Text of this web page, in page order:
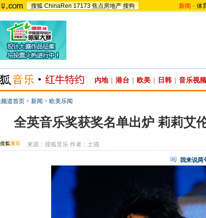
搜狐 ChinaRen 17173 焦点房地产 搜狗 新闻 - 体
内地 港台 欧美 日韩 音乐视频
道首页 > 新闻 > 欧美乐闻
全英音乐奖获奖名单出炉 莉莉艾
来源：搜狐音乐 作者：土猫
我来说两